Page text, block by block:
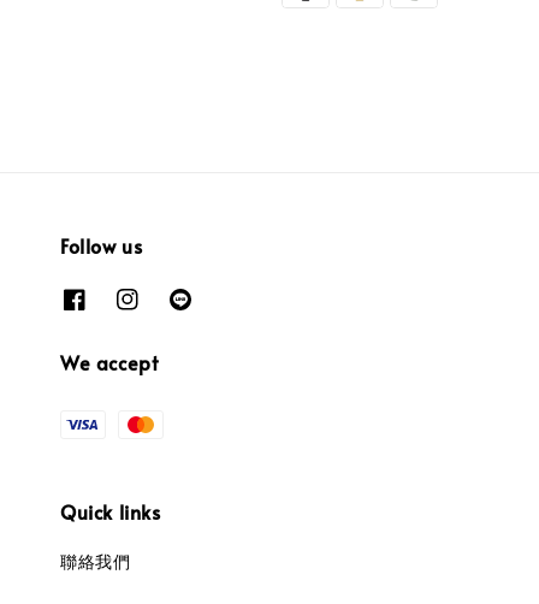
Follow us
We accept
Quick links
聯絡我們